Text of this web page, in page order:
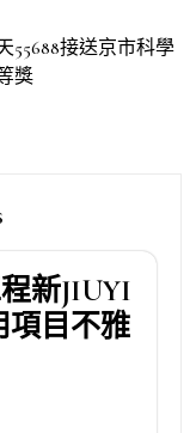
55688接送京市科學
獎
新JIUYI
項目不雅